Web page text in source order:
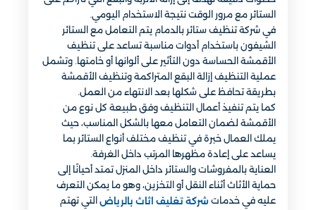
الستائر مع مرور الوقت نتيجة الاستخدام اليومي.
في شركة تنظيف ستائر بالدمام يتم التعامل مع الستائر
الشيفون باستخدام أدوات مناسبة تساعد على تنظيف
الأقمشة الحساسة دون التأثير على ألوانها أو خامتها. وتشمل
عملية التنظيف إزالة البقع المتراكمة وتنظيف الأقمشة
بطريقة تحافظ على شكلها بعد الانتهاء من العمل.
كما يتم تنفيذ أعمال التنظيف وفق طبيعة كل نوع من
الأقمشة لضمان التعامل معها بالشكل المناسب، حيث
يملك العمال خبرة في تنظيف مختلف أنواع الستائر بما
يساعد على إعادة مظهرها المرتب داخل الغرفة.
العناية بالمفروشات والستائر داخل المنزل تمتد أحيانًا إلى
حماية الأثاث أثناء النقل أو التخزين، وهو ما يمكن التعرف
عليه في خدمات شركة تغليف اثاث بالرياض التي تهتم